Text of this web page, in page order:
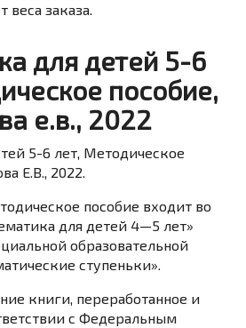
веса заказа.
для детей 5-6
пособие,
е.в., 2022
5-6 лет, Методическое
Е.В., 2022.
пособие входит во
для детей 4—5 лет»
образовательной
ступеньки».
книги, переработанное и
с Федеральным